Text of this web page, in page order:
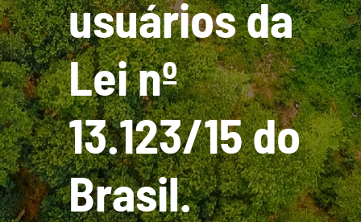
usuários da
Lei nº
13.123/15 do
Brasil.